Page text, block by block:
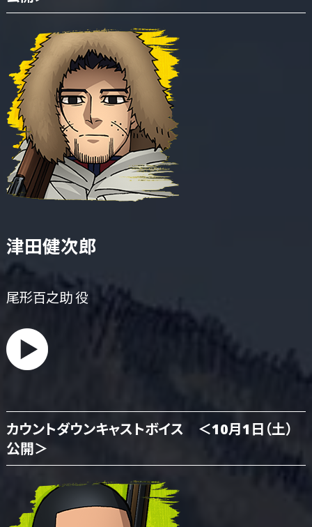
津田健次郎
尾形百之助 役
カウントダウンキャストボイス ＜10月1日（土）
公開＞